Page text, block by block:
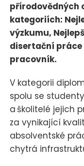
přírodovědných
kategoriích:
výzkumu,
disertační práce
pracovník.
V kategorii
spolu se
a školitelé jejich
za vynikající
absolventské
chytrá